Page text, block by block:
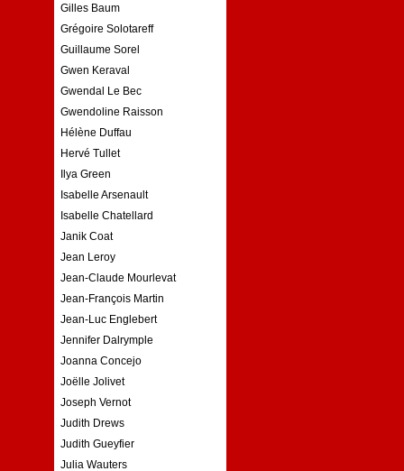
Gilles Baum
Grégoire Solotareff
Guillaume Sorel
Gwen Keraval
Gwendal Le Bec
Gwendoline Raisson
Hélène Duffau
Hervé Tullet
Ilya Green
Isabelle Arsenault
Isabelle Chatellard
Janik Coat
Jean Leroy
Jean-Claude Mourlevat
Jean-François Martin
Jean-Luc Englebert
Jennifer Dalrymple
Joanna Concejo
Joëlle Jolivet
Joseph Vernot
Judith Drews
Judith Gueyfier
Julia Wauters